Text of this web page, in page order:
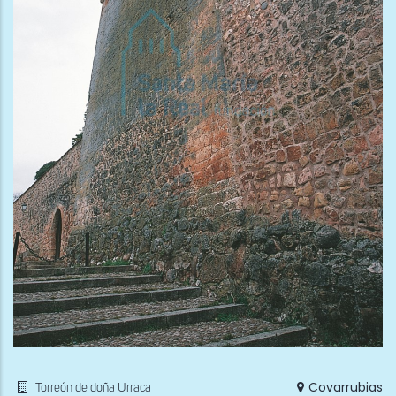
Torreón de doña Urraca Covarrubias